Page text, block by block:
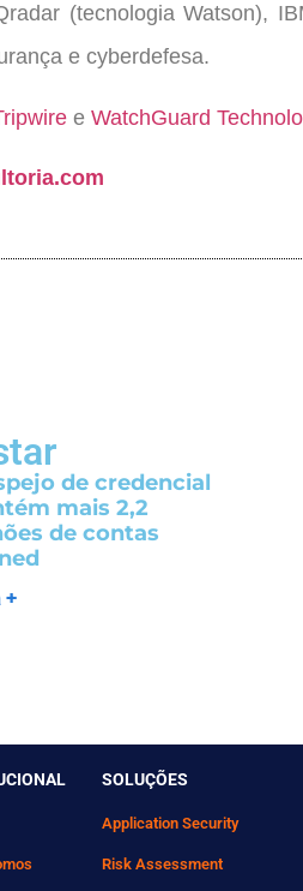
(tecnologia Watson),
e cyberdefesa.
e WatchGuard
de credencial
mais 2,2
de contas
+
SOLUÇÕES
Application Security
Risk Assessment